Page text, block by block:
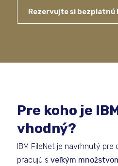
Rezervujte si
Pre koho je
vhodný?
IBM FileNet je navrhnutý pre
pracujú s veľkým